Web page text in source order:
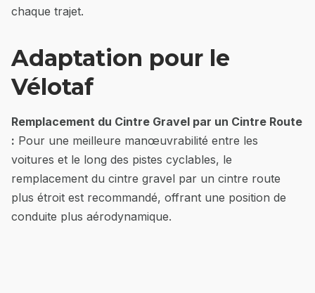
chaque trajet.
Adaptation pour le
Vélotaf
Remplacement du Cintre Gravel par un Cintre Route
: Pour une meilleure manœuvrabilité entre les
voitures et le long des pistes cyclables, le
remplacement du cintre gravel par un cintre route
plus étroit est recommandé, offrant une position de
conduite plus aérodynamique.